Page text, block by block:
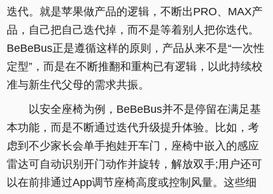
迭代。就是苹果做产品的逻辑，不断出PRO、MAX产
品，自己把自己迭代掉，而不是等着别人把你迭代。
BeBeBus正是遵循这样的原则，产品从来不是“一次性
定型”，而是在不断推翻和重构已有逻辑，以此持续校
准与新生代父母的需求共振。
以安全座椅为例，BeBeBus并不是停留在满足基
本功能，而是不断通过迭代升级提升体验。比如，考
虑到不少家长会单手抱娃开车门，座椅中嵌入的感应
雷达可自动识别开门动作并旋转，解放双手;用户还可
以在前排通过App调节座椅高度或控制风量。这些细